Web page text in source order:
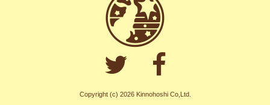
Copyright (c) 2026 Kinnohoshi Co,Ltd.